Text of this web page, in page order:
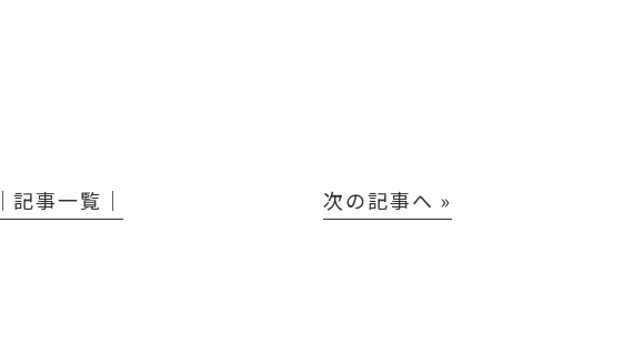
│記事一覧│ 次の記事へ »